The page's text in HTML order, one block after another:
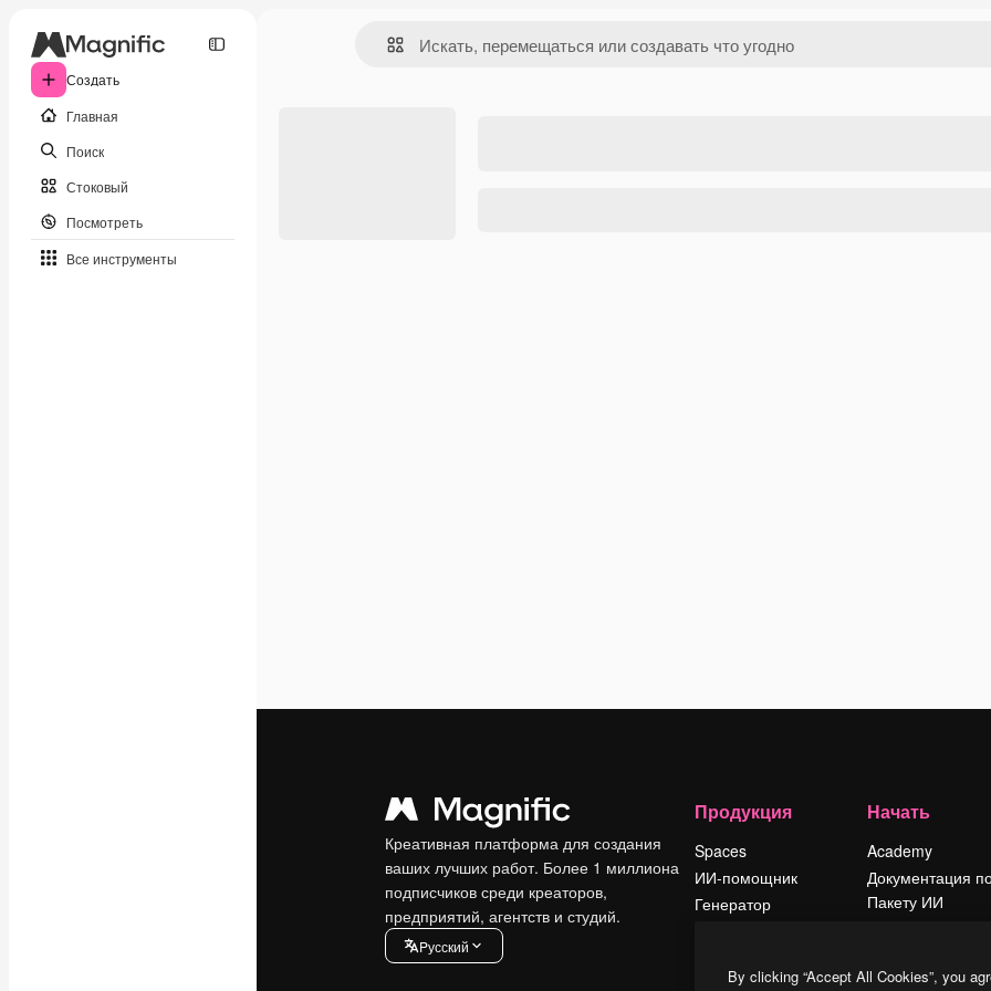
Создать
Главная
Поиск
Стоковый
Посмотреть
Все инструменты
Креативная платформа для создания
ваших лучших работ. Более 1 миллиона
подписчиков среди креаторов,
предприятий, агентств и студий.
Pусский
Продукция
Spaces
ИИ-помощник
Генератор
Начать
Academy
Документация
Пакету ИИ
Условия и
By clicking “Accept All Cookies”, you